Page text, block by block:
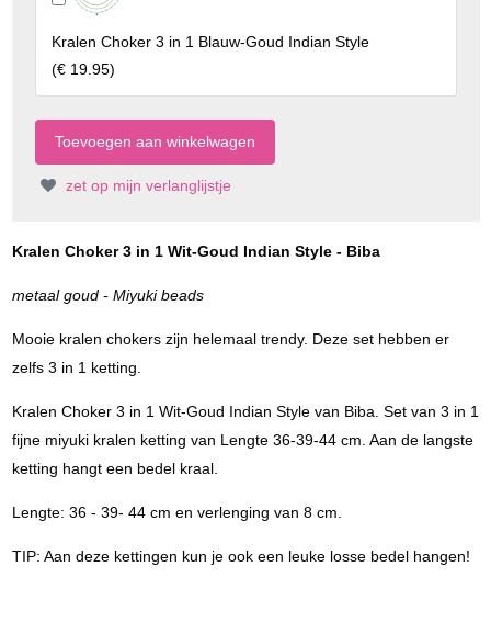
Kralen Choker 3 in 1 Blauw-Goud Indian Style
(€ 19.95)
zet op mijn verlanglijstje
Kralen Choker 3 in 1 Wit-Goud Indian Style - Biba
metaal goud - Miyuki beads
Mooie kralen chokers zijn helemaal trendy. Deze set hebben er
zelfs 3 in 1 ketting.
Kralen Choker 3 in 1 Wit-Goud Indian Style van Biba. Set van 3 in 1
fijne miyuki kralen ketting van Lengte 36-39-44 cm. Aan de langste
ketting hangt een bedel kraal.
Lengte: 36 - 39- 44 cm en verlenging van 8 cm.
TIP: Aan deze kettingen kun je ook een leuke losse bedel hangen!